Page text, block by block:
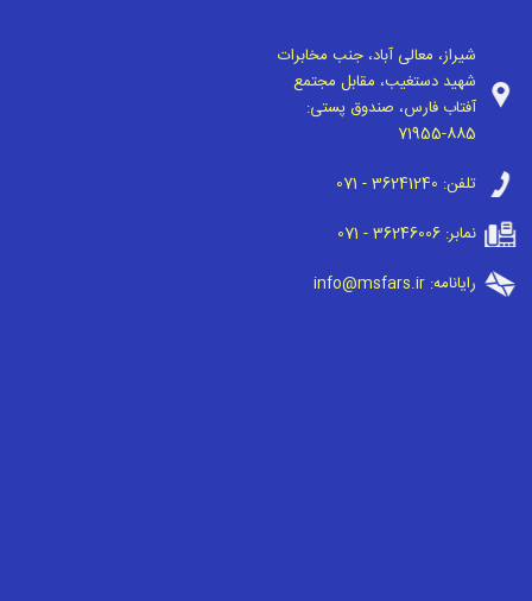
شیراز، معالی آباد، جنب مخابرات
شهید دستغیب، مقابل مجتمع
آفتاب فارس، صندوق پستی:
71955-885
تلفن: 071 - 36241240
نمابر:071 - 36246006
رایانامه:info@msfars.ir